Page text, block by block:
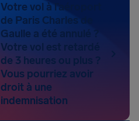
Votre vol à l’aéroport
de Paris Charles de
Gaulle a été annulé ?
Votre vol est retardé
de 3 heures ou plus ?
Vous pourriez avoir
droit à une
indemnisation